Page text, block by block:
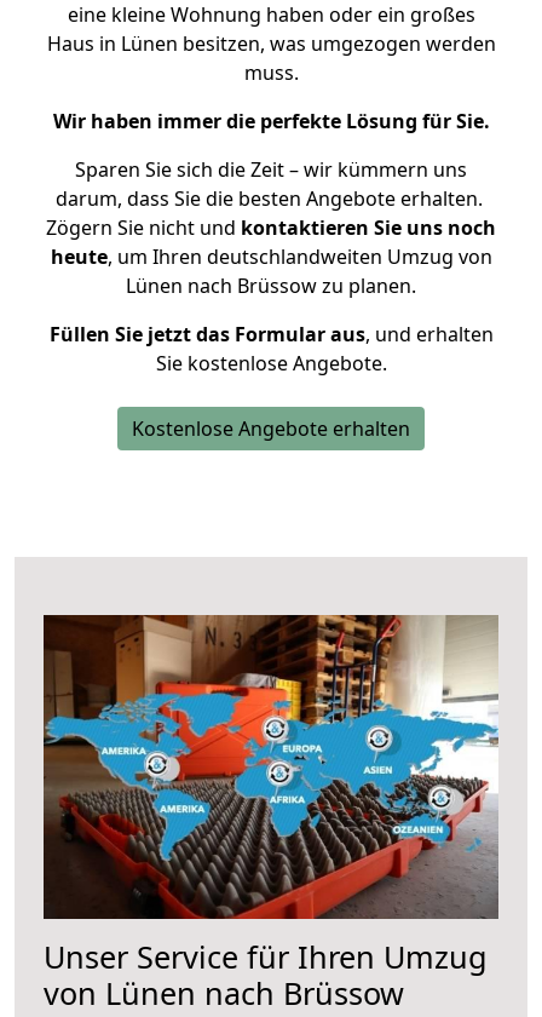
eine kleine Wohnung haben oder ein großes
Haus in Lünen besitzen, was umgezogen werden
muss.
Wir haben immer die perfekte Lösung für Sie.
Sparen Sie sich die Zeit – wir kümmern uns
darum, dass Sie die besten Angebote erhalten.
Zögern Sie nicht und kontaktieren Sie uns noch
heute, um Ihren deutschlandweiten Umzug von
Lünen nach Brüssow zu planen.
Füllen Sie jetzt das Formular aus, und erhalten
Sie kostenlose Angebote.
Kostenlose Angebote erhalten
Unser Service für Ihren Umzug
von Lünen nach Brüssow